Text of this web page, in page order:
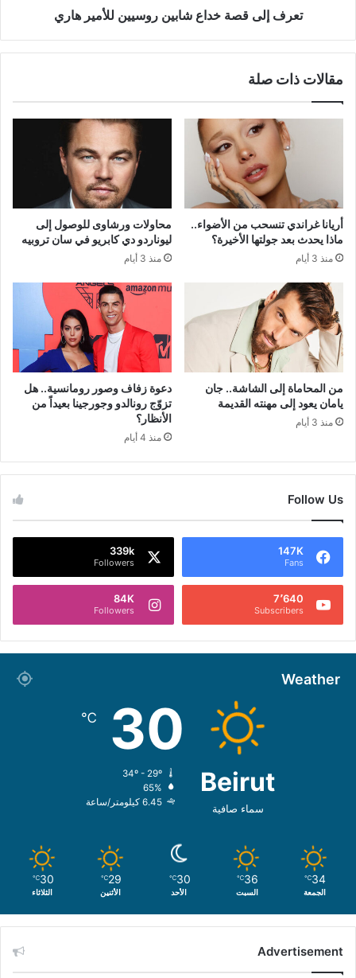
تعرف إلى قصة خداع شابين روسيين للأمير هاري
مقالات ذات صلة
أريانا غراندي تنسحب من الأضواء..
ماذا يحدث بعد جولتها الأخيرة؟
منذ 3 أيام
محاولات ورشاوى للوصول إلى
ليوناردو دي كابريو في سان تروبيه
منذ 3 أيام
من المحاماة إلى الشاشة.. جان
يامان يعود إلى مهنته القديمة
منذ 3 أيام
دعوة زفاف وصور رومانسية.. هل
تزوّج رونالدو وجورجينا بعيداً من
الأنظار؟
منذ 4 أيام
Follow Us
147K
Fans
339k
Followers
7٬640
Subscribers
84K
Followers
Weather
Beirut
سماء صافية
30
℃
65%
6.45 كيلومتر/ساعة
34
℃
الجمعة
36
℃
السبت
30
℃
الأحد
29
℃
الأثنين
30
℃
الثلاثاء
Advertisement